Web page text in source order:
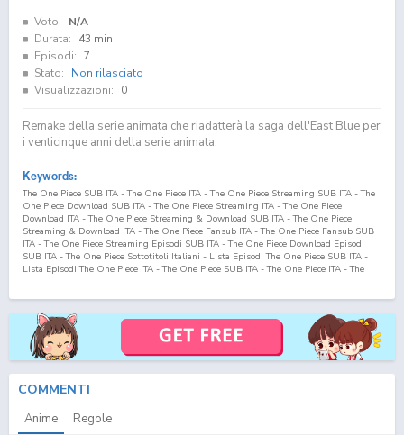
Voto:
N/A
Durata:
43 min
Episodi: 7
Stato:
Non rilasciato
Visualizzazioni:
0
Remake della serie animata che riadatterà la saga dell'East Blue per
i venticinque anni della serie animata.
Keywords:
The One Piece SUB ITA - The One Piece ITA - The One Piece Streaming SUB ITA - The
One Piece Download SUB ITA - The One Piece Streaming ITA - The One Piece
Download ITA - The One Piece Streaming & Download SUB ITA - The One Piece
Streaming & Download ITA - The One Piece Fansub ITA - The One Piece Fansub SUB
ITA - The One Piece Streaming Episodi SUB ITA - The One Piece Download Episodi
SUB ITA - The One Piece Sottotitoli Italiani - Lista Episodi The One Piece SUB ITA -
Lista Episodi The One Piece ITA - The One Piece SUB ITA - The One Piece ITA - The
COMMENTI
Anime Regole